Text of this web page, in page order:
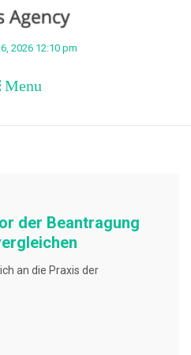
2026 12:10 pm
Menu
der Beantragung
an die Praxis der